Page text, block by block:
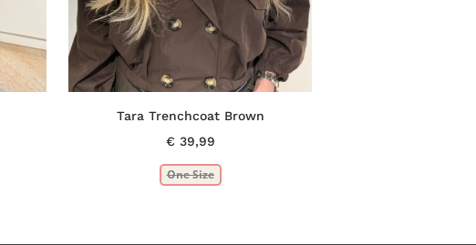
Tara Trenchcoat Brown
€ 39,99
One Size